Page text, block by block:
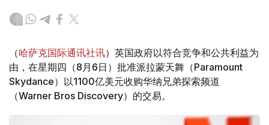
（哈萨克国际通讯社讯）英国政府以符合竞争和公共利益为
由，在星期四（8月6日）批准派拉蒙天舞（Paramount
Skydance）以1100亿美元收购华纳兄弟探索频道
（Warner Bros Discovery）的交易。